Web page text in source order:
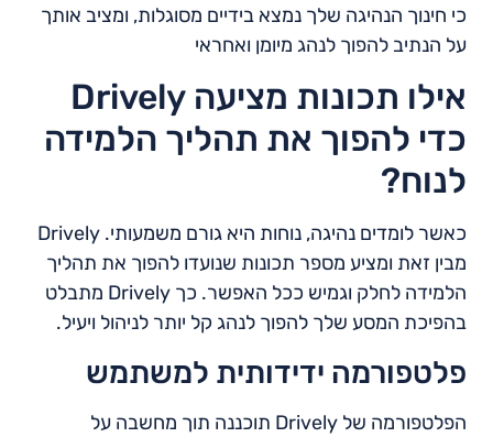
כי חינוך הנהיגה שלך נמצא בידיים מסוגלות, ומציב אותך
על הנתיב להפוך לנהג מיומן ואחראי
אילו תכונות מציעה Drively
כדי להפוך את תהליך הלמידה
לנוח?
כאשר לומדים נהיגה, נוחות היא גורם משמעותי. Drively
מבין זאת ומציע מספר תכונות שנועדו להפוך את תהליך
הלמידה לחלק וגמיש ככל האפשר. כך Drively מתבלט
בהפיכת המסע שלך להפוך לנהג קל יותר לניהול ויעיל.
פלטפורמה ידידותית למשתמש
הפלטפורמה של Drively תוכננה תוך מחשבה על